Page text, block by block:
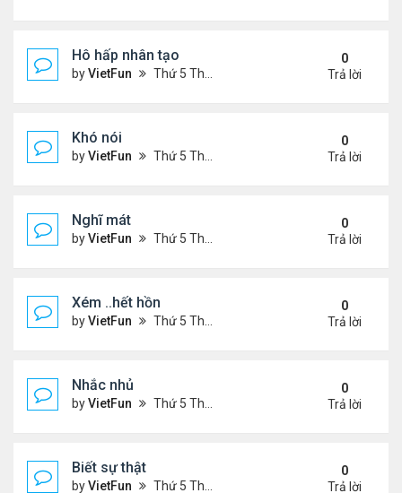
Hô hấp nhân tạo
byVietFun Thứ 5 Tháng 7 14, 2022 4:52 pm
0
Trả lời
Khó nói
byVietFun Thứ 5 Tháng 7 14, 2022 4:50 pm
0
Trả lời
Nghĩ mát
byVietFun Thứ 5 Tháng 7 14, 2022 4:48 pm
0
Trả lời
Xém ..hết hồn
byVietFun Thứ 5 Tháng 7 14, 2022 4:44 pm
0
Trả lời
Nhắc nhủ
byVietFun Thứ 5 Tháng 7 14, 2022 4:38 pm
0
Trả lời
Biết sự thật
byVietFun Thứ 5 Tháng 7 14, 2022 4:37 pm
0
Trả lời